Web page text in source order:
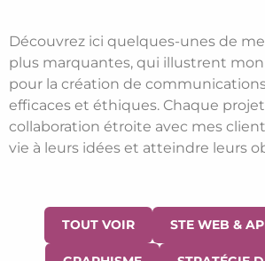
Découvrez ici quelques-unes de
plus marquantes, qui illustrent
pour la création de
efficaces et éthiques. Chaque
collaboration étroite avec mes
vie à leurs idées et atteindre leurs
TOUT VOIR STE WEB &